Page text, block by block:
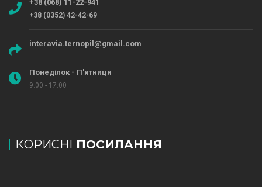
+38 (068) 11-22-941
+38 (0352) 42-42-69
interavia.ternopil@gmail.com
Понеділок - П'ятниця
9:00 - 17:00
КОРИСНІ ПОСИЛАННЯ